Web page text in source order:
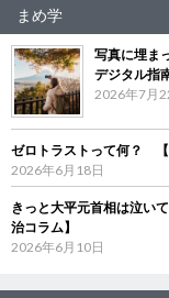
まめ学
写真に埋ま
デジタル指南
2026年7月
ゼロトラストって何？ 【
2026年6月18日
きっと大平元首相は泣い
治コラム】
2026年6月10日